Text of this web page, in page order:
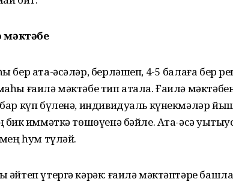
мәктәбе
бер ата-әсәләр, берләшеп, 4-5 балаға бер
ғаилә мәктәбе тип атала. Ғаилә
күп бүленә, индивиду­аль күнекмәләр
ҡиммәткә төшөүенә бәйле. Ата-әсә
һум түләй.
әйтеп үтергә кәрәк: ғаилә мәктәптәре